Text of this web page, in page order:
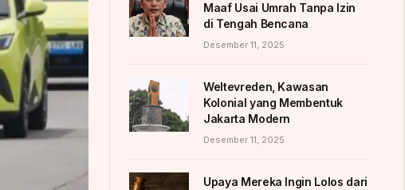
Maaf Usai Umrah Tanpa Izin
di Tengah Bencana
Desember 11, 2025
Weltevreden, Kawasan
Kolonial yang Membentuk
Jakarta Modern
Desember 11, 2025
Upaya Mereka Ingin Lolos dari